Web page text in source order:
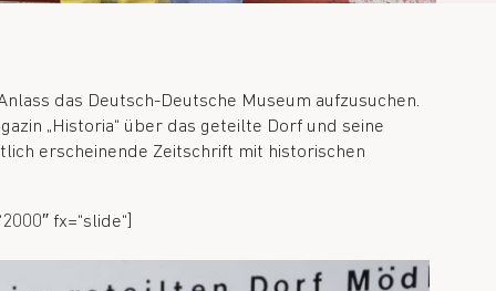
das Deutsch-Deutsche Museum aufzusuchen.
„Historia“ über das geteilte Dorf und seine
erscheinende Zeitschrift mit historischen
fx=“slide“]